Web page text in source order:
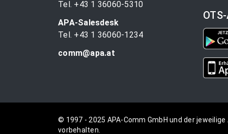
Tel. +43 1 36060-5310
APA-Salesdesk
Tel. +43 1 36060-1234
comm@apa.at
© 1997 - 2025 APA-Comm GmbH und der
vorbehalten.